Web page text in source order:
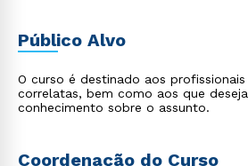
Público Alvo
O curso é destinado aos
correlatas, bem como aos que
conhecimento sobre o assunto.
Coordenação do Curso